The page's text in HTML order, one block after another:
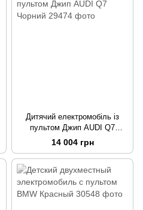
Дитячий електромобіль із
пультом Джип AUDI Q7
Чорний
14 004 грн